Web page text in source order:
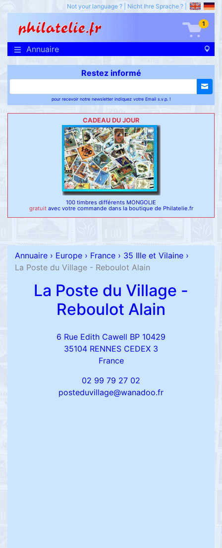
Not your language ? Nicht Ihre Sprache ?
1
Annuaire
Restez informé
pour recevoir notre newsletter indiquez votre Email s.v.p. !
CADEAU DU JOUR
100 timbres différents MONGOLIE
gratuit avec votre commande dans la boutique de Philatelie.fr
Annuaire › Europe › France › 35 Ille et Vilaine ›
La Poste du Village - Reboulot Alain
La Poste du Village -
Reboulot Alain
6 Rue Edith Cawell BP 10429
35104 RENNES CEDEX 3
France
02 99 79 27 02
posteduvillage@wanadoo.fr